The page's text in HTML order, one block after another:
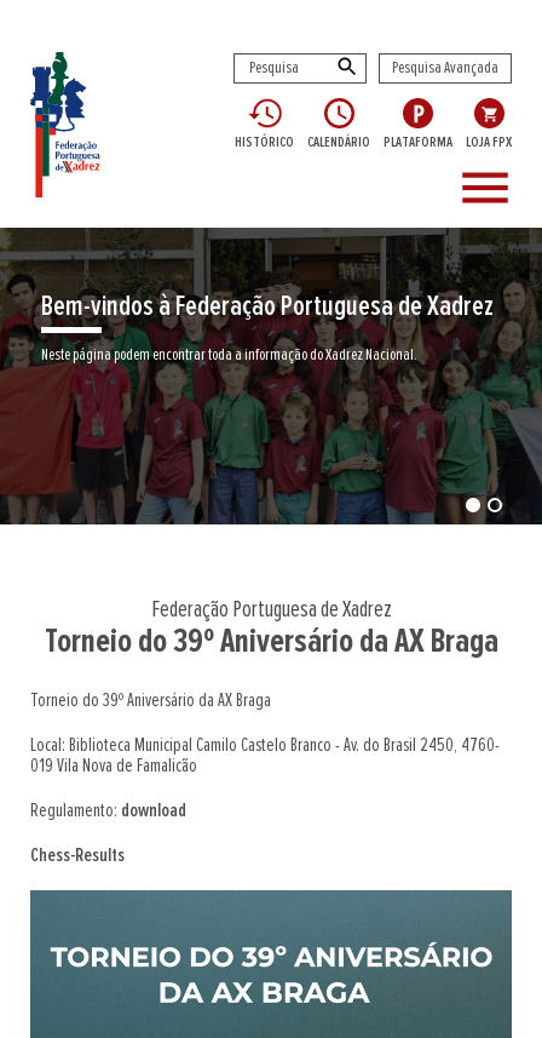
Pesquisa Avançada
HISTÓRICO CALENDÁRIO PLATAFORMA LOJA FPX
menu
Bem-vindos à Federação Portuguesa de Xadrez
Neste página podem encontrar toda a informação do Xadrez Nacional.
Federação Portuguesa de Xadrez
Torneio do 39º Aniversário da AX Braga
Torneio do 39º Aniversário da AX Braga
Local: Biblioteca Municipal Camilo Castelo Branco - Av. do Brasil 2450, 4760-
019 Vila Nova de Famalicão
Regulamento: download
Chess-Results